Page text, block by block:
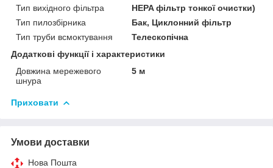
Тип вихідного фільтра
HEPA фільтр тонкої очистки)
Тип пилозбірника
Бак, Циклонний фільтр
Тип труби всмоктування
Телескопічна
Додаткові функції і характеристики
Довжина мережевого
шнура
5 м
Приховати
Умови доставки
Нова Пошта